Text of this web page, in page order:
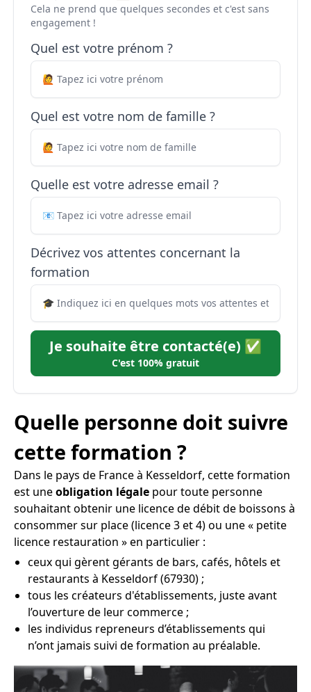
Cela ne prend que quelques secondes et c'est sans
engagement !
Quel est votre prénom ?
Quel est votre nom de famille ?
Quelle est votre adresse email ?
Décrivez vos attentes concernant la
formation
Je souhaite être contacté(e) ✅
C'est 100% gratuit
Quelle personne doit suivre
cette formation ?
Dans le pays de France à Kesseldorf, cette formation
est uneobligation légale pour toute personne
souhaitant obtenir une licence de débit de boissons à
consommer sur place (licence 3 et 4) ou une « petite
licence restauration » en particulier :
ceux qui gèrent gérants de bars, cafés, hôtels et
restaurants à Kesseldorf (67930) ;
tous les créateurs d'établissements, juste avant
l’ouverture de leur commerce ;
les individus repreneurs d’établissements qui
n’ont jamais suivi de formation au préalable.